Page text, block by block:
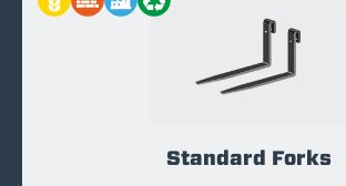
Standard Forks